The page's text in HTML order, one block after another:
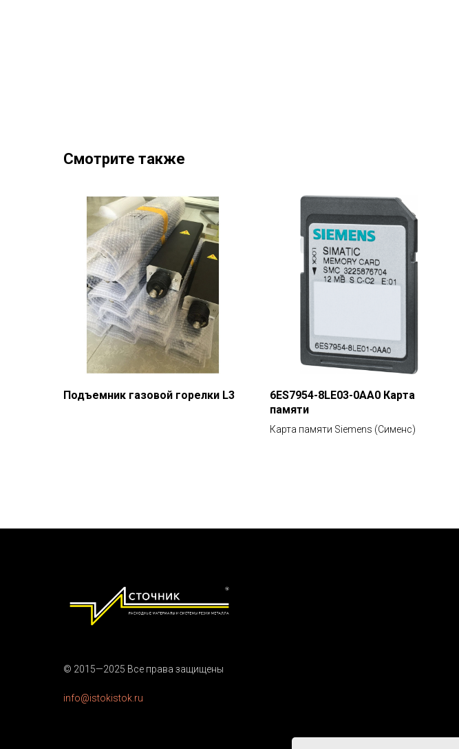
Смотрите также
Подъемник газовой горелки L3
6ES7954-8LE03-0AA0 Карта
памяти
Карта памяти Siemens (Сименс)
© 2015—2025 Все права защищены
info@istokistok.ru